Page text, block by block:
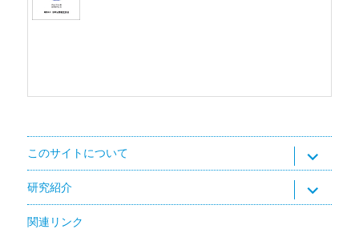
このサイトについて サ
ブ
メ
ニ
ュ
ー
研究紹介
ブ
メ
関連リンク